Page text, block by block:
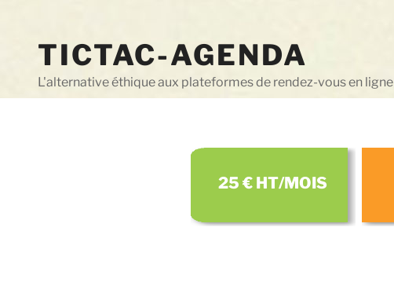
contenu
principalTICTAC-AGENDA
L'alternative éthique aux plateformes de rendez-vous en ligne
25 € HT/MOIS